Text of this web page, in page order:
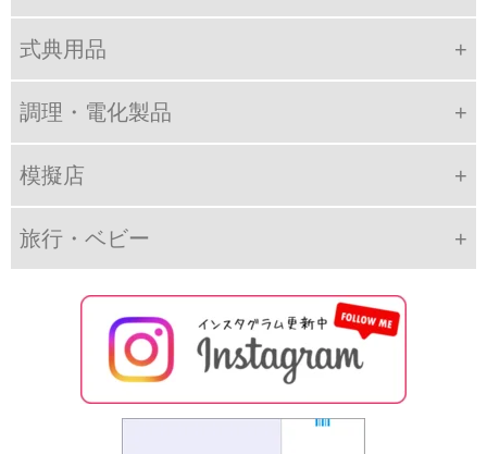
式典用品
調理・電化製品
模擬店
旅行・ベビー